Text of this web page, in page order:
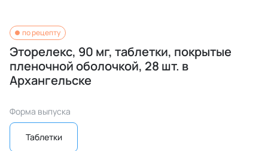
по рецепту
Эторелекс, 90 мг, таблетки, покрытые
пленочной оболочкой, 28 шт. в
Архангельске
Форма выпуска
Таблетки